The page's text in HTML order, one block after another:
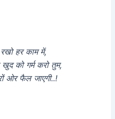
हर काम में,
को गर्म करो तुम,
ओर फैल जाएगी..!